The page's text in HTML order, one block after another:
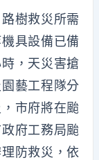
樹救災所需
具設備已備
，天災害搶
藝工程隊分
市府將在颱
府工務局颱
防救災，依